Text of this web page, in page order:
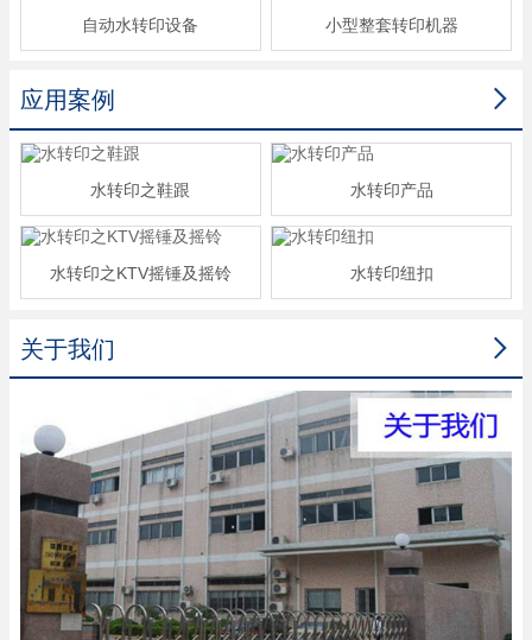
自动水转印设备 小型整套转印机器

应用案例
水转印之鞋跟 水转印产品
水转印之KTV摇锤及摇铃 水转印纽扣

关于我们